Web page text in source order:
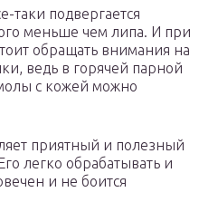
таки подвергается
меньше чем липа. И при
обращать внимания на
ведь в горячей парной
с кожей можно
приятный и полезный
легко обрабатывать и
и не боится